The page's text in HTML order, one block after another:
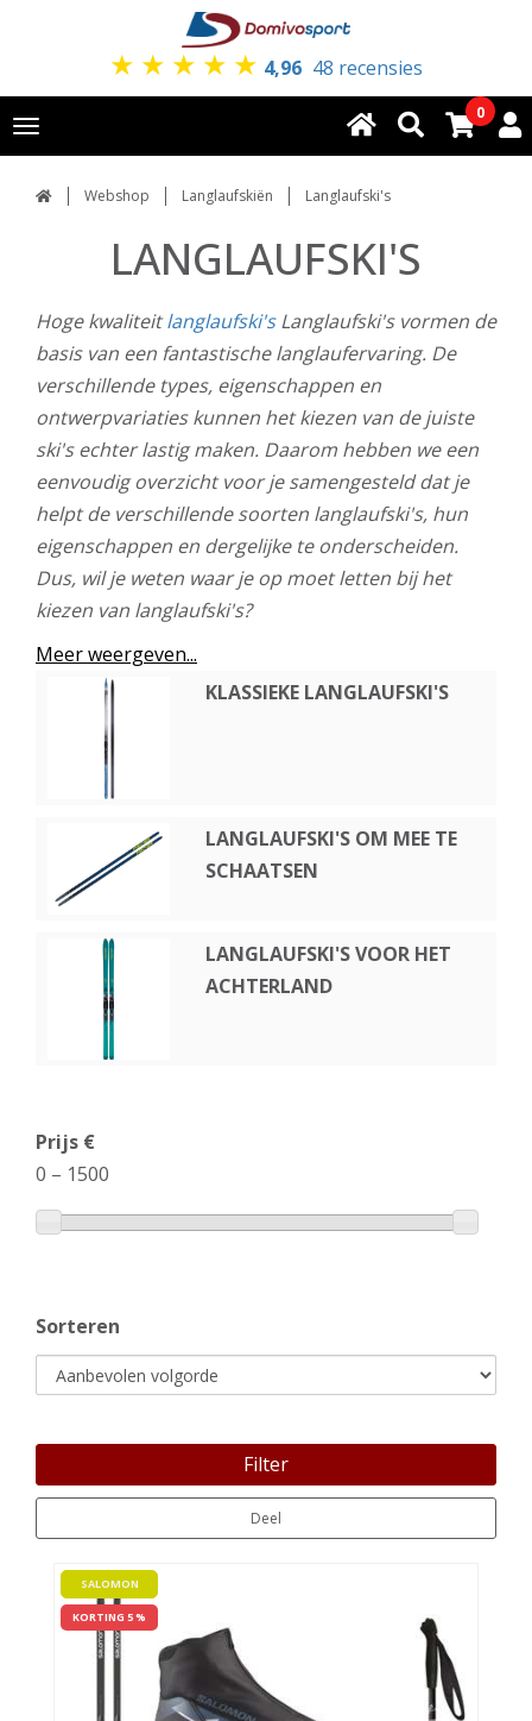
★ ★ ★ ★ ★ 4,96 48 recensies
Toggle
navigation
0
Webshop Langlaufskiën Langlaufski's
LANGLAUFSKI'S
Hoge kwaliteitlanglaufski'sLanglaufski's vormen de
basis van een fantastische langlaufervaring. De
verschillende types, eigenschappen en
ontwerpvariaties kunnen het kiezen van de juiste
ski's echter lastig maken. Daarom hebben we een
eenvoudig overzicht voor je samengesteld dat je
helpt de verschillende soorten langlaufski's, hun
eigenschappen en dergelijke te onderscheiden.
Dus, wil je weten waar je op moet letten bij het
kiezen van langlaufski's?
Meer weergeven...
KLASSIEKE LANGLAUFSKI'S
LANGLAUFSKI'S OM MEE TE
SCHAATSEN
LANGLAUFSKI'S VOOR HET
ACHTERLAND
Prijs €
0 – 1500
Sorteren
Filter
Deel
SALOMON
KORTING 5 %